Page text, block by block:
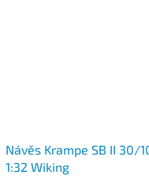
Návěs Krampe SB II 30/
1:32 Wiking